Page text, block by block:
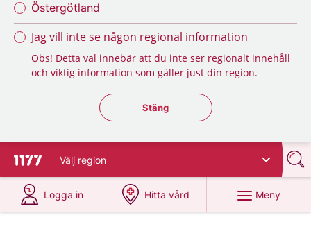
Östergötland
Jag vill inte se någon regional information
Obs! Detta val innebär att du inte ser regionalt innehåll
och viktig information som gäller just din region.
Stäng regionsväljaren
Stäng
Till startsidan för 1177
Välj region
Logga in
på 1177.se
Hitta vård
på 1177.se
Meny